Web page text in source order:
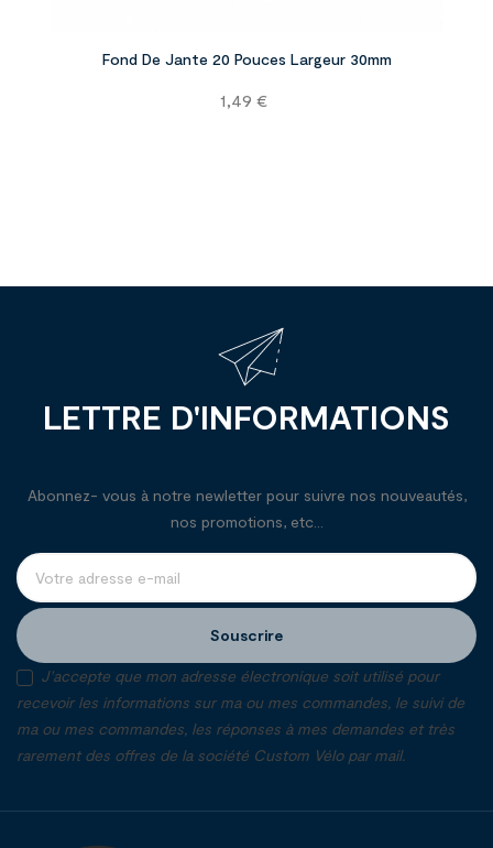
Fond De Jante 20 Pouces Largeur 30mm
Prix
1,49 €
LETTRE D'INFORMATIONS
Abonnez- vous à notre newletter pour suivre nos nouveautés,
nos promotions, etc...
Souscrire
J'accepte que mon adresse électronique soit utilisé pour
recevoir les informations sur ma ou mes commandes, le suivi de
ma ou mes commandes, les réponses à mes demandes et très
rarement des offres de la société Custom Vélo par mail.